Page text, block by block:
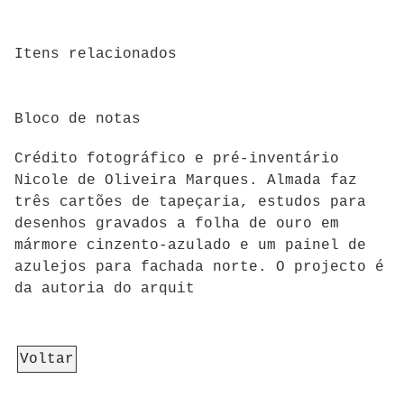
Itens relacionados
Bloco de notas
Crédito fotográfico e pré-inventário
Nicole de Oliveira Marques. Almada faz
três cartões de tapeçaria, estudos para
desenhos gravados a folha de ouro em
mármore cinzento-azulado e um painel de
azulejos para fachada norte. O projecto é
da autoria do arquit
Voltar